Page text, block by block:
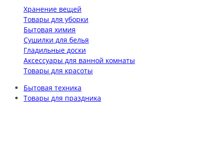
Хранение вещей
Товары для уборки
Бытовая химия
Сушилки для белья
Гладильные доски
Аксессуары для ванной комнаты
Товары для красоты
Бытовая техника
Товары для праздника